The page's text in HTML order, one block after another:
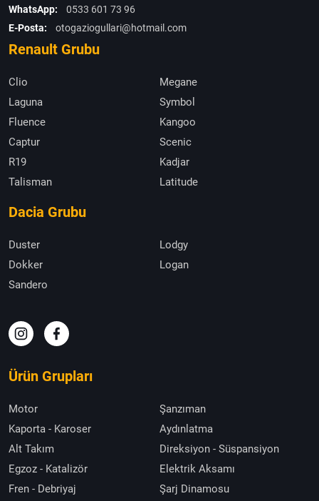
WhatsApp:
0533 601 73 96
E-Posta:
otogaziogullari@hotmail.com
Renault Grubu
Clio
Megane
Laguna
Symbol
Fluence
Kangoo
Captur
Scenic
R19
Kadjar
Talisman
Latitude
Dacia Grubu
Duster
Lodgy
Dokker
Logan
Sandero
Ürün Grupları
Motor
Şanzıman
Kaporta - Karoser
Aydınlatma
Alt Takım
Direksiyon - Süspansiyon
Egzoz - Katalizör
Elektrik Aksamı
Fren - Debriyaj
Şarj Dinamosu